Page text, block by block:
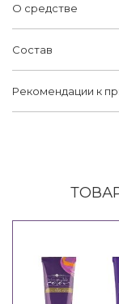
О средстве
Состав
Рекомендации к